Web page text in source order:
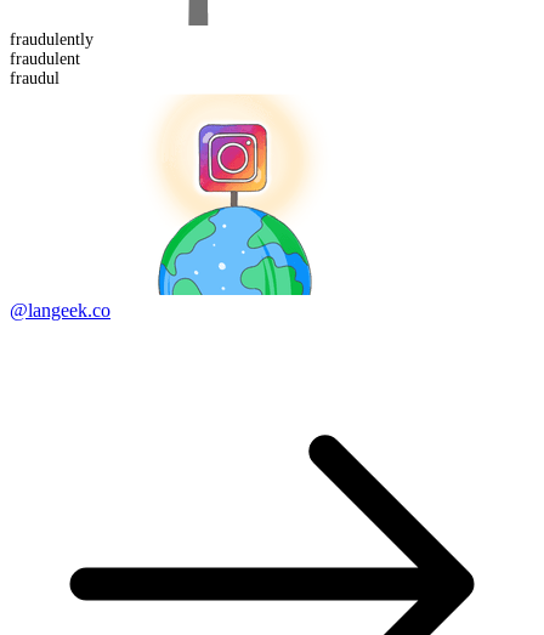
fraudulently
fraudulent
fraudul
@langeek.co